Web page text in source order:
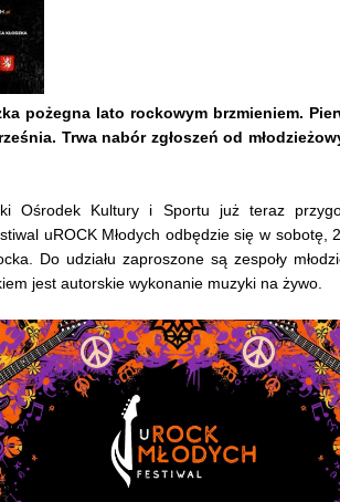
pożegna lato rockowym brzmieniem.
Trwa nabór zgłoszeń od
Ośrodek Kultury i Sportu już teraz
uROCK Młodych odbędzie się w sobotę,
Do udziału zaproszone są zespoły
jest autorskie wykonanie muzyki na żywo.